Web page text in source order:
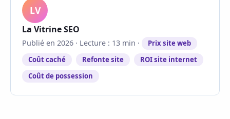
LV
La Vitrine SEO
Publié en 2026 · Lecture : 13 min ·
Prix site web
Coût caché
Refonte site
ROI site internet
Coût de possession